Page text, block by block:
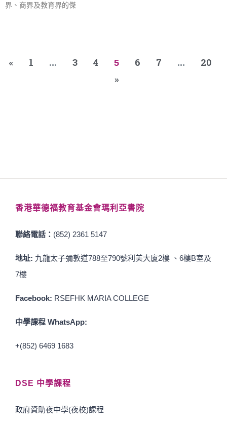
界、商界及教育界的傑
« 1 ... 3 4 5 6 7 ...
20
»
香港華德福教育基金會瑪利亞書院
聯絡電話： (852) 2361 5147
地址: 九龍太子彌敦道788至790號利美大廈2樓 、6樓B室及
7樓
Facebook: RSEFHK MARIA COLLEGE
中學課程 WhatsApp:
+(852) 6469 1683
DSE 中學課程
政府資助夜中學(夜校)課程